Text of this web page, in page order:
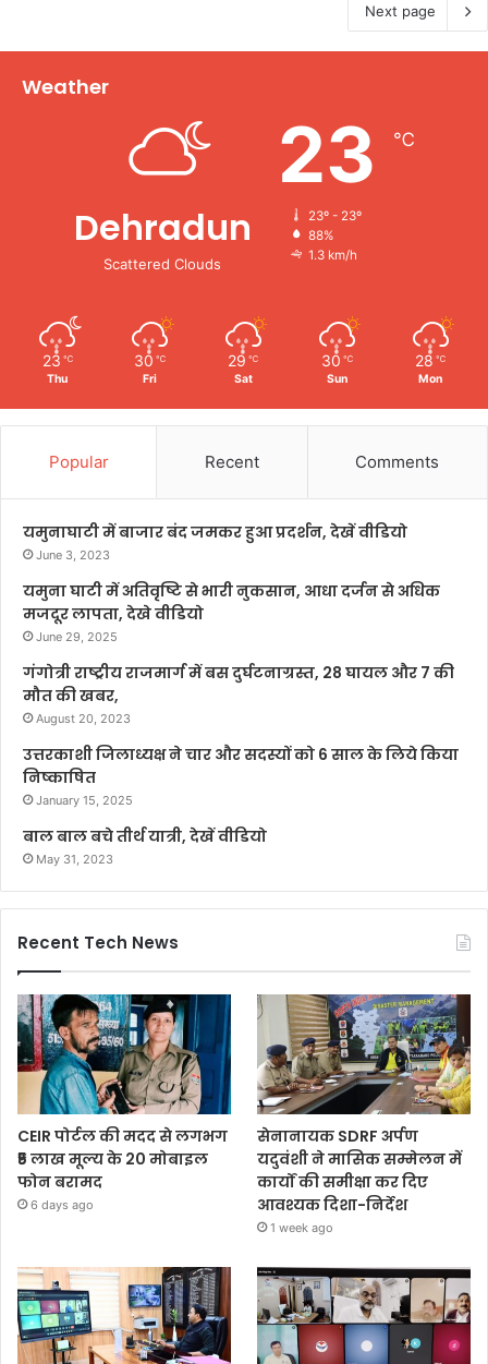
Next page
Weather
Dehradun
Scattered Clouds
23 ℃
23º - 23º
88%
1.3 km/h
23 ℃
Thu
30 ℃
Fri
29 ℃
Sat
30 ℃
Sun
28 ℃
Mon
Popular Recent Comments
यमुनाघाटी में बाजार बंद जमकर हुआ प्रदर्शन, देखें वीडियो
June 3, 2023
यमुना घाटी में अतिवृष्टि से भारी नुकसान, आधा दर्जन से अधिक
मजदूर लापता, देखे वीडियो
June 29, 2025
गंगोत्री राष्ट्रीय राजमार्ग में बस दुर्घटनाग्रस्त, 28 घायल और 7 की
मौत की खबर,
August 20, 2023
उत्तरकाशी जिलाध्यक्ष ने चार और सदस्यों को 6 साल के लिये किया
निष्काषित
January 15, 2025
बाल बाल बचे तीर्थ यात्री, देखें वीडियो
May 31, 2023
Recent Tech News
CEIR पोर्टल की मदद से लगभग
₹5 लाख मूल्य के 20 मोबाइल
फोन बरामद
6 days ago
सेनानायक SDRF अर्पण
यदुवंशी ने मासिक सम्मेलन में
कार्यों की समीक्षा कर दिए
आवश्यक दिशा-निर्देश
1 week ago